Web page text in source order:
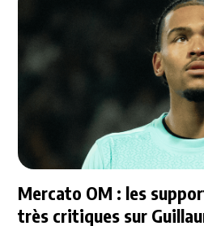
Mercato OM : les
très critiques sur